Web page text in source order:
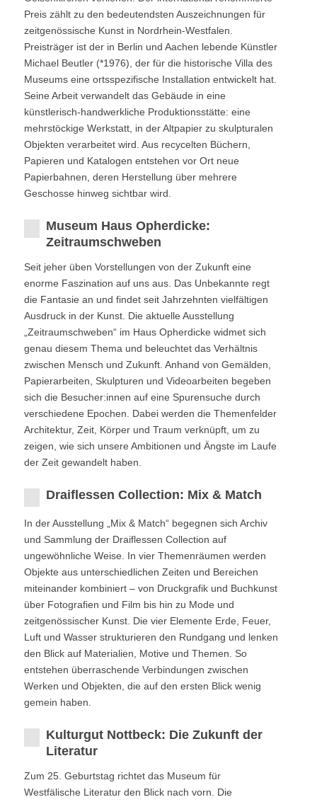
Preis zählt zu den bedeutendsten Auszeichnungen für
zeitgenössische Kunst in Nordrhein-Westfalen.
Preisträger ist der in Berlin und Aachen lebende Künstler
Michael Beutler (*1976), der für die historische Villa des
Museums eine ortsspezifische Installation entwickelt hat.
Seine Arbeit verwandelt das Gebäude in eine
künstlerisch-handwerkliche Produktionsstätte: eine
mehrstöckige Werkstatt, in der Altpapier zu skulpturalen
Objekten verarbeitet wird. Aus recycelten Büchern,
Papieren und Katalogen entstehen vor Ort neue
Papierbahnen, deren Herstellung über mehrere
Geschosse hinweg sichtbar wird.
Museum Haus Opherdicke:
Zeitraumschweben
Seit jeher üben Vorstellungen von der Zukunft eine
enorme Faszination auf uns aus. Das Unbekannte regt
die Fantasie an und findet seit Jahrzehnten vielfältigen
Ausdruck in der Kunst. Die aktuelle Ausstellung
„Zeitraumschweben“ im Haus Opherdicke widmet sich
genau diesem Thema und beleuchtet das Verhältnis
zwischen Mensch und Zukunft. Anhand von Gemälden,
Papierarbeiten, Skulpturen und Videoarbeiten begeben
sich die Besucher:innen auf eine Spurensuche durch
verschiedene Epochen. Dabei werden die Themenfelder
Architektur, Zeit, Körper und Traum verknüpft, um zu
zeigen, wie sich unsere Ambitionen und Ängste im Laufe
der Zeit gewandelt haben.
Draiflessen Collection: Mix & Match
In der Ausstellung „Mix & Match“ begegnen sich Archiv
und Sammlung der Draiflessen Collection auf
ungewöhnliche Weise. In vier Themenräumen werden
Objekte aus unterschiedlichen Zeiten und Bereichen
miteinander kombiniert – von Druckgrafik und Buchkunst
über Fotografien und Film bis hin zu Mode und
zeitgenössischer Kunst. Die vier Elemente Erde, Feuer,
Luft und Wasser strukturieren den Rundgang und lenken
den Blick auf Materialien, Motive und Themen. So
entstehen überraschende Verbindungen zwischen
Werken und Objekten, die auf den ersten Blick wenig
gemein haben.
Kulturgut Nottbeck: Die Zukunft der
Literatur
Zum 25. Geburtstag richtet das Museum für
Westfälische Literatur den Blick nach vorn. Die